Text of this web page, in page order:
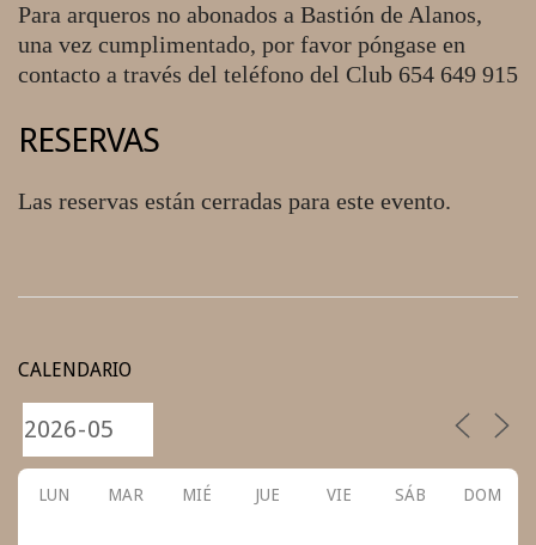
Para arqueros no abonados a Bastión de Alanos,
una vez cumplimentado, por favor póngase en
contacto a través del teléfono del Club 654 649 915
RESERVAS
Las reservas están cerradas para este evento.
28
CALENDARIO
LUN MAR MIÉ JUE VIE SÁB DOM